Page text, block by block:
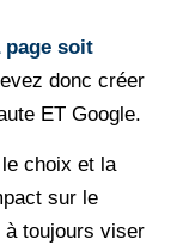
soit
donc créer
ET Google.
choix et la
sur le
toujours viser